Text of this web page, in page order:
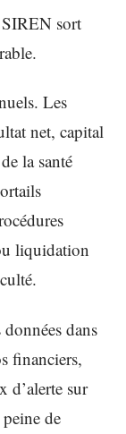
sort
Les
net, capital
la santé
liquidation
dans
financiers,
d’alerte sur
de